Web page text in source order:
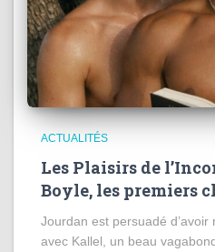
ACTUALITÉS
Les Plaisirs de
Boyle, les premiers
Jourdan est persuadé
avec Kallel, un beau